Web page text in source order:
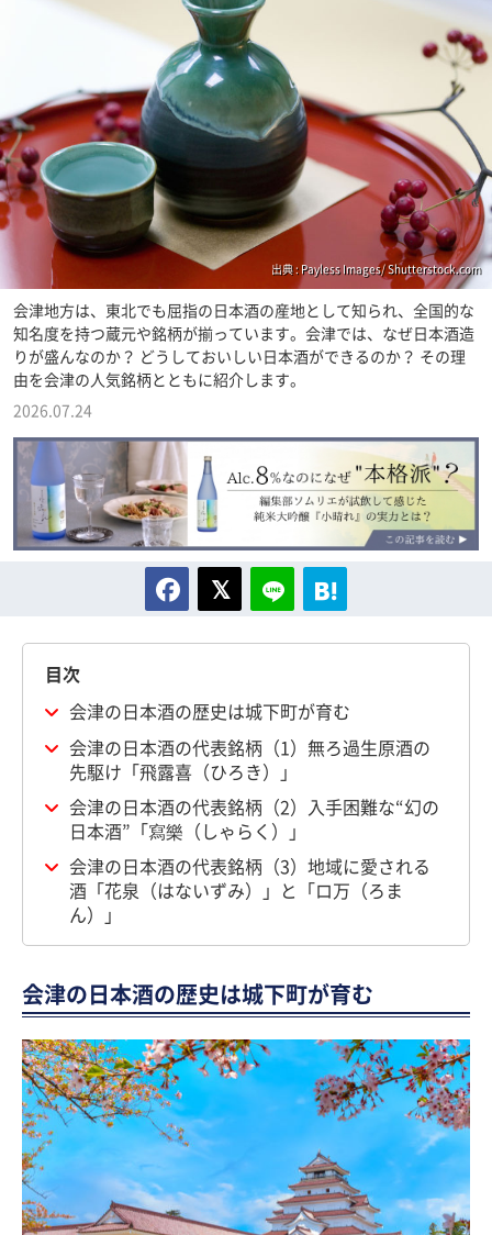
出典 : Payless Images/ Shutterstock.com
会津地方は、東北でも屈指の日本酒の産地として知られ、全国的な
知名度を持つ蔵元や銘柄が揃っています。会津では、なぜ日本酒造
りが盛んなのか？ どうしておいしい日本酒ができるのか？ その理
由を会津の人気銘柄とともに紹介します。
2026.07.24
目次
会津の日本酒の歴史は城下町が育む
会津の日本酒の代表銘柄（1）無ろ過生原酒の
先駆け「飛露喜（ひろき）」
会津の日本酒の代表銘柄（2）入手困難な“幻の
日本酒”「寫樂（しゃらく）」
会津の日本酒の代表銘柄（3）地域に愛される
酒「花泉（はないずみ）」と「ロ万（ろま
ん）」
会津の日本酒の歴史は城下町が育む